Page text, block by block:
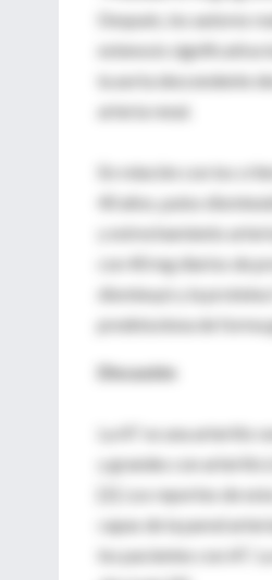
Después, los autores
estenosis significativa
la aorta descendente
arteria renal.
En relación con los
40 años, pulso
y estrechamiento
con 40 mg diarios de
disminuyó y la
prednisolona de forma
Discusión
La AT es una arteritis
y grandes con
[2]. Los reportes de
capas de la pared
los pacientes con AT.